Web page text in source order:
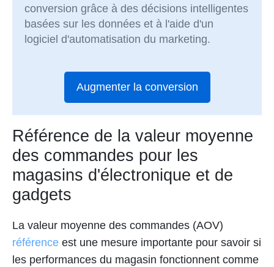
conversion grâce à des décisions intelligentes
basées sur les données et à l'aide d'un
logiciel d'automatisation du marketing.
Augmenter la conversion
Référence de la valeur moyenne
des commandes pour les
magasins d'électronique et de
gadgets
La valeur moyenne des commandes (AOV)
référence est une mesure importante pour savoir si
les performances du magasin fonctionnent comme